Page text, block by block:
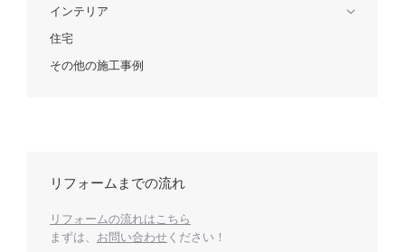
インテリア
住宅
その他の施工事例
リフォームまでの流れ
リフォームの流れはこちら
まずは、 お問い合わせ ください！